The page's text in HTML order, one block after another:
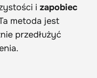
i zapobiec
metoda jest
przedłużyć